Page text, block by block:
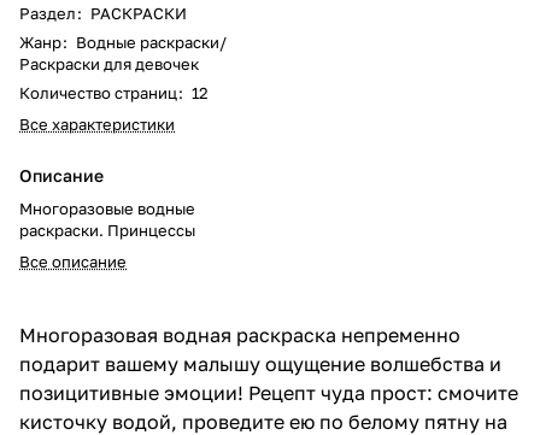
Раздел: РАСКРАСКИ
Жанр: Водные раскраски/
Раскраски для девочек
Количество страниц: 12
Все характеристики
Описание
Многоразовые водные
раскраски. Принцессы
Все описание
Многоразовая водная раскраска непременно
подарит вашему малышу ощущение волшебства и
позицитивные эмоции! Рецепт чуда прост: смочите
кисточку водой, проведите ею по белому пятну на